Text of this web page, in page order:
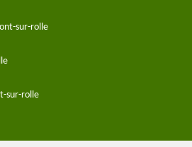
sur-rolle
sur-rolle